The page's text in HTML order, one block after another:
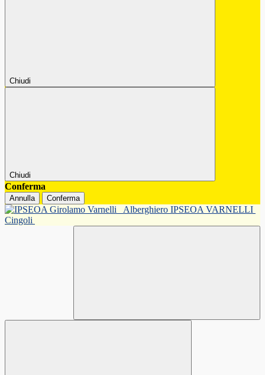
Chiudi
Chiudi
Conferma
Annulla Conferma
Alberghiero IPSEOA VARNELLI
Cingoli